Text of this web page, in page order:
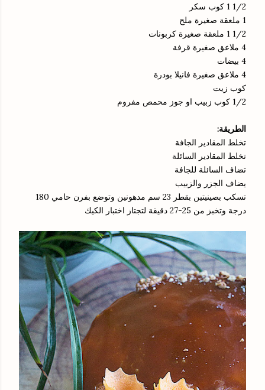
1/2 1 كوب سكر
1 ملعقة صغيرة ملح
1/2 1 ملعقة صغيرة كربونات
4 ملاعق صغيرة قرفة
4 بيضات
4 ملاعق صغيرة فانيلا بودرة
كوب زيت
1/2 كوب زبيب او جوز محمص مفروم
الطريقة:
تخلط المقادير الجافة
تخلط المقادير السائلة
تضاف السائلة للجافة
يضاف الجزر والزبيب
تسكب بصينيتين بقطر 23 سم مدهونين وتوضع بفرن حامي 180
درجة وتخبز من 25-27 دقيقة لتجتاز اختبار الكيك